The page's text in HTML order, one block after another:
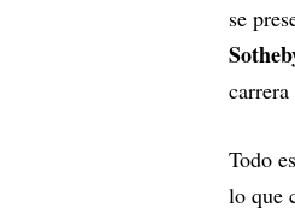
se
carrera
Todo
lo que